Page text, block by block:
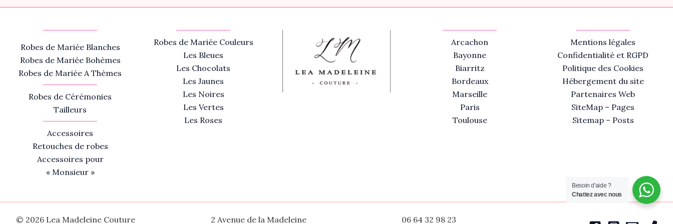
Robes de Mariée Blanches
Robes de Mariée Bohèmes
Robes de Mariée A Thèmes
Robes de Cérémonies
Tailleurs
Accessoires
Retouches de robes
Accessoires pour
« Monsieur »
Robes de Mariée Couleurs
Les Bleues
Les Chocolats
Les Jaunes
Les Noires
Les Vertes
Les Roses
Arcachon
Bayonne
Biarritz
Bordeaux
Marseille
Paris
Toulouse
Mentions légales
Confidentialité et RGPD
Politique des Cookies
Hébergement du site
Partenaires Web
SiteMap – Pages
Sitemap – Posts
© 2026 Lea Madeleine Couture 2 Avenue de la Madeleine 06 64 32 98 23
Besoin d'aide ?
Chattez avec nous